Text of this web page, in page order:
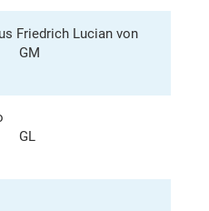
Friedrich Lucian von
GM
GL